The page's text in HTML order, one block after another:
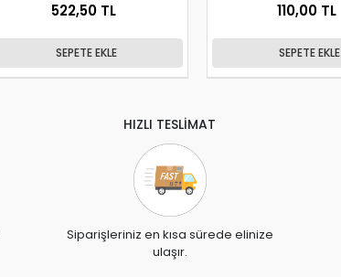
522,50 TL
SEPETE EKLE
110,00 TL
SEPETE EKLE
HIZLI TESLİMAT
Siparişleriniz en kısa sürede elinize
ulaşır.